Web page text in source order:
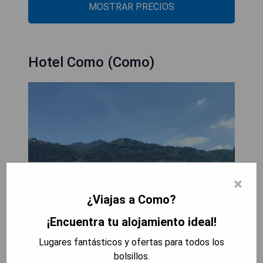
MOSTRAR PRECIOS
Hotel Como (Como)
×
¿Viajas a Como?
¡Encuentra tu alojamiento ideal!
Lugares fantásticos y ofertas para todos los
bolsillos.